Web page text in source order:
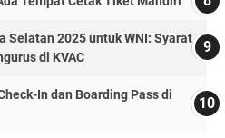
Selatan 2025 untuk WNI: Syarat,
di KVAC
In dan Boarding Pass di